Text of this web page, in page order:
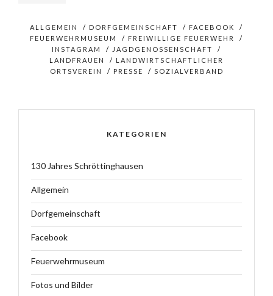
ALLGEMEIN / DORFGEMEINSCHAFT / FACEBOOK
/
FEUERWEHRMUSEUM
/ FREIWILLIGE FEUERWEHR
/
INSTAGRAM
/ JAGDGENOSSENSCHAFT
/
LANDFRAUEN
/ LANDWIRTSCHAFTLICHER
ORTSVEREIN
/ PRESSE / SOZIALVERBAND
KATEGORIEN
130 Jahres Schröttinghausen
Allgemein
Dorfgemeinschaft
Facebook
Feuerwehrmuseum
Fotos und Bilder